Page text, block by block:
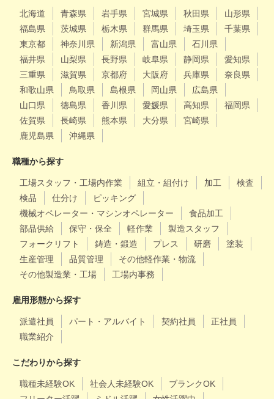
北海道 青森県 岩手県 宮城県 秋田県
山形県
福島県
茨城県 栃木県 群馬県 埼玉県
千葉県
東京都
神奈川県 新潟県 富山県
石川県
福井県
山梨県 長野県 岐阜県 静岡県
愛知県
三重県
滋賀県 京都府 大阪府 兵庫県
奈良県
和歌山県
鳥取県 島根県 岡山県
広島県
山口県
徳島県 香川県 愛媛県 高知県
福岡県
佐賀県
長崎県 熊本県 大分県
宮崎県
鹿児島県
沖縄県
職種から探す
工場スタッフ・工場内作業 組立・組付け 加工
検査
検品
仕分け
ピッキング
機械オペレーター・マシンオペレーター
食品加工
部品供給
保守・保全 軽作業
製造スタッフ
フォークリフト
鋳造・鍛造 プレス 研磨
塗装
生産管理
品質管理
その他軽作業・物流
その他製造業・工場
工場内事務
雇用形態から探す
派遣社員 パート・アルバイト 契約社員
正社員
職業紹介
こだわりから探す
職種未経験OK 社会人未経験OK
ブランクOK